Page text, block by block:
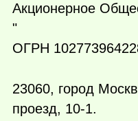
Акционерное
"
ОГРН
23060, город
проезд, 10-1.